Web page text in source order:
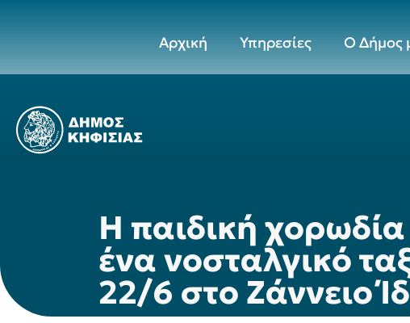
Αρχική Υπηρεσίες Ο Δήμος
Η παιδική
ένα νοσταλγικό
22/6 στο Ζάννειο